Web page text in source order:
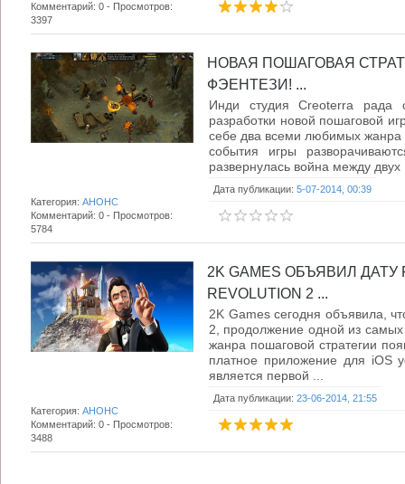
Комментарий: 0 - Просмотров:
3397
НОВАЯ ПОШАГОВАЯ
ФЭЕНТЕЗИ! ...
Инди студия Creoterra рада
разработки новой пошаговой
себе два всеми любимых жанра
события игры
развернулась война между двух
Дата публикации: 5-07-2014, 00:39
Категория: АНОНС
Комментарий: 0 - Просмотров:
5784
2K GAMES ОБЪЯВИЛ ДАТУ
REVOLUTION 2 ...
2K Games сегодня объявила,
2, продолжение одной из
жанра пошаговой стратегии
платное приложение для iOS
является первой ...
Дата публикации: 23-06-2014, 21:55
Категория: АНОНС
Комментарий: 0 - Просмотров:
3488